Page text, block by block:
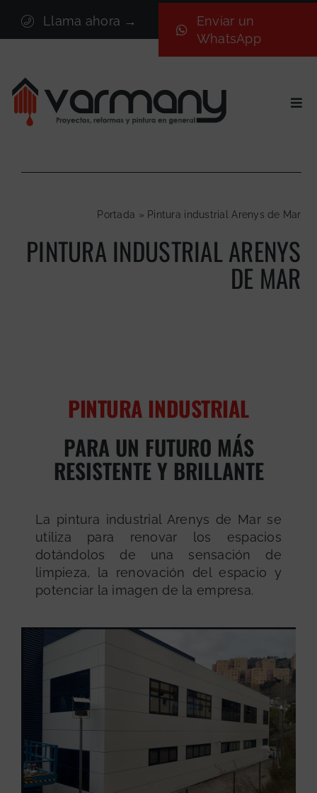
contenido
Llama ahora →
Enviar un
WhatsApp
Sectores
Nosotros
Portada » Pintura industrial Arenys de Mar
PINTURA INDUSTRIAL ARENYS
DE MAR
PINTURA INDUSTRIAL
PARA UN FUTURO MÁS
RESISTENTE Y BRILLANTE
La pintura industrial Arenys de Mar se
utiliza para renovar los espacios
dotándolos de una sensación de
limpieza, la renovación del espacio y
potenciar la imagen de la empresa.